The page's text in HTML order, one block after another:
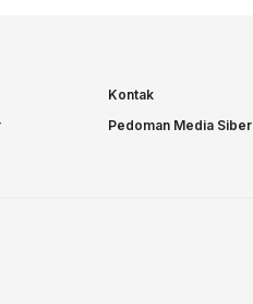
Kontak
Pedoman Media Siber